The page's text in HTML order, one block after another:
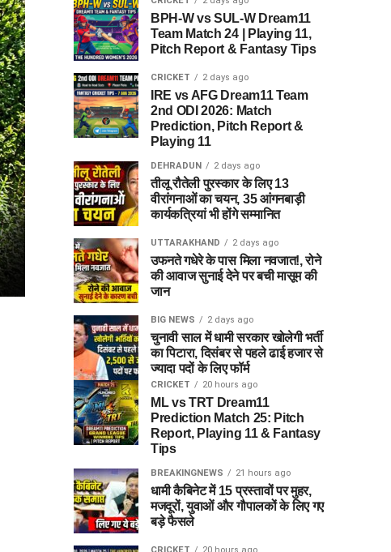
BPH-W vs SUL-W Dream11
Team Match 24 | Playing 11,
Pitch Report & Fantasy Tips
CRICKET 2 days ago
IRE vs AFG Dream11 Team
2nd ODI 2026: Match
Prediction, Pitch Report &
Playing 11
DEHRADUN 2 days ago
तीलू रौतेली पुरस्कार के लिए 13
वीरांगनाओं का चयन, 35 आंगनबाड़ी
कार्यकत्रियां भी होंगे सम्मानित
UTTARAKHAND 2 days ago
उफनते गधेरे के पास मिला नवजात!, रोने
की आवाज सुनाई देने पर बची मासूम की
जान
BIG NEWS 2 days ago
चुनावी साल में धामी सरकार खोलेगी भर्ती
का पिटारा, दिसंबर से पहले ढाई हजार से
ज्यादा पदों के लिए फॉर्म
CRICKET 20 hours ago
ML vs TRT Dream11
Prediction Match 25: Pitch
Report, Playing 11 & Fantasy
Tips
BREAKINGNEWS 21 hours ago
धामी कैबिनेट में 15 प्रस्तावों पर मुहर,
मजदूरों, युवाओं और गौपालकों के लिए गए
बड़े फैसले
CRICKET 20 hours ago